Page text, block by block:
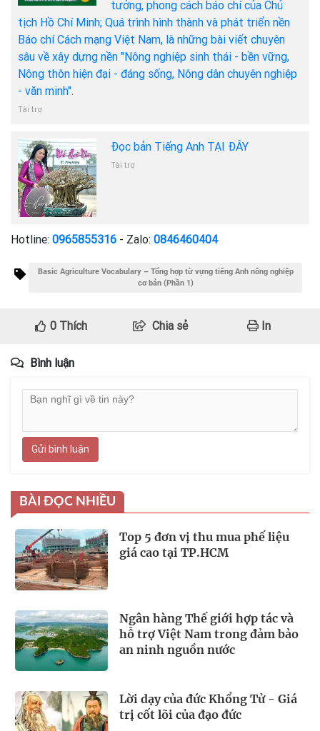
tưởng, phong cách báo chí của Chủ
tịch Hồ Chí Minh; Quá trình hình thành và phát triển nền
Báo chí Cách mạng Việt Nam, là những bài viết chuyên
sâu về xây dựng nền "Nông nghiệp sinh thái - bền vững,
Nông thôn hiện đại - đáng sống, Nông dân chuyên nghiệp
- văn minh".
Tài trợ
Đọc bản Tiếng Anh TẠI ĐÂY
Tài trợ
Hotline: 0965855316 - Zalo: 0846460404
Basic Agriculture Vocabulary – Tổng hợp từ vựng tiếng Anh nông nghiệp
cơ bản (Phần 1)
0Thích Chia sẻ In
Bình luận
Gửi bình luận
BÀI ĐỌC NHIỀU
Top 5 đơn vị thu mua phế liệu
giá cao tại TP.HCM
Ngân hàng Thế giới hợp tác và
hỗ trợ Việt Nam trong đảm bảo
an ninh nguồn nước
Lời dạy của đức Khổng Tử - Giá
trị cốt lõi của đạo đức